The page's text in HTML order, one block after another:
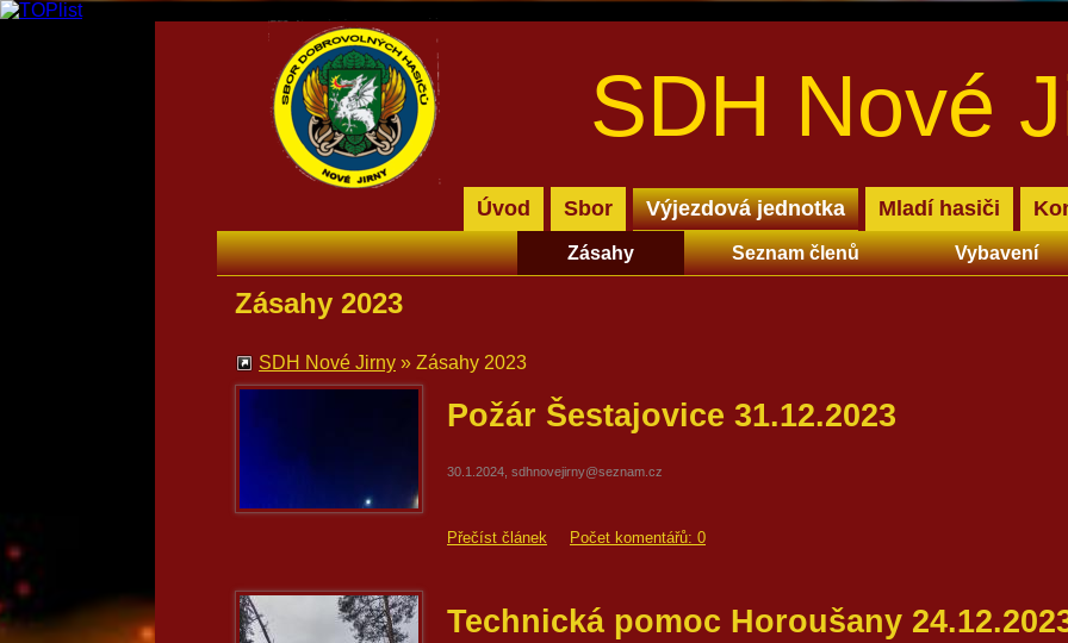
Zásahy 2023
SDH Nové Jirny » Zásahy 2023
Požár Šestajovice 31.12.2023
30.1.2024, sdhnovejirny@seznam.cz
Přečíst článek Počet komentářů: 0
Technická pomoc Horoušany
SDH Nové
Úvod Sbor Výjezdová jednotka
Zásahy Seznam členů Vybavení
Mladí hasiči